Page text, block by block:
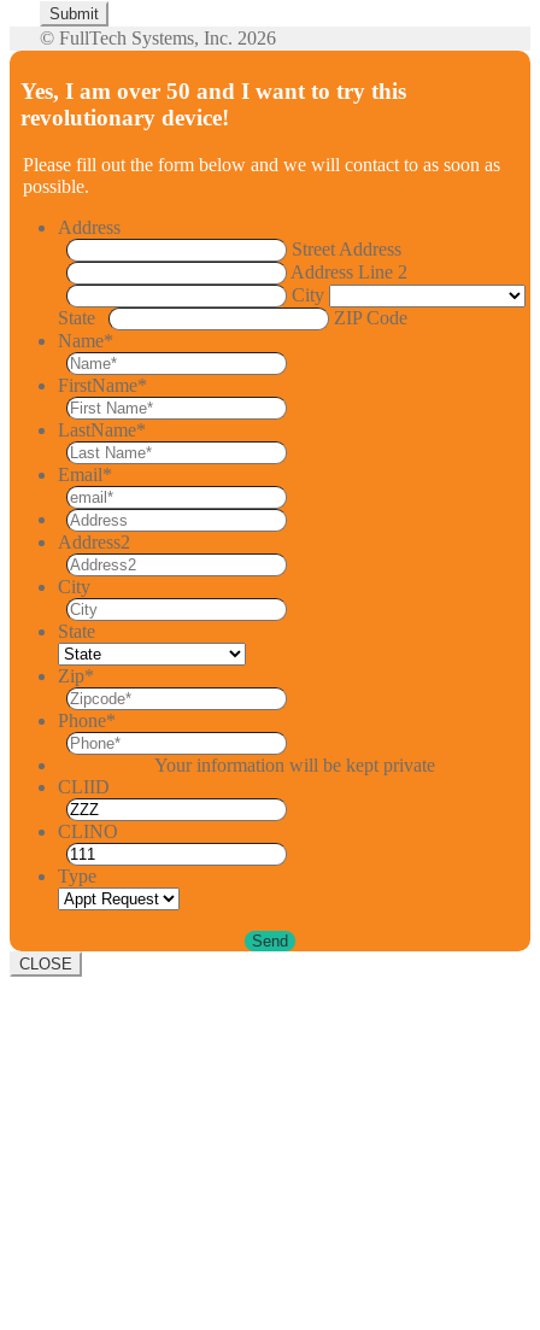
© FullTech Systems, Inc. 2026
Yes, I am over 50 and I want to try this
revolutionary device!
Please fill out the form below and we will contact to as soon as
possible.
Address
Street Address
Address Line 2
City
State
ZIP Code
Name*
FirstName*
LastName*
Email*
Address2
City
State
Zip*
Phone*
Your information will be kept private
CLIID
CLINO
Type
CLOSE